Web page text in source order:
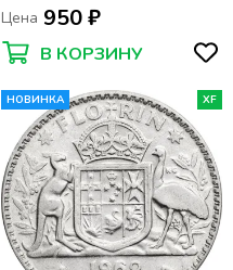
Цена 950 ₽
В КОРЗИНУ
НОВИНКА XF